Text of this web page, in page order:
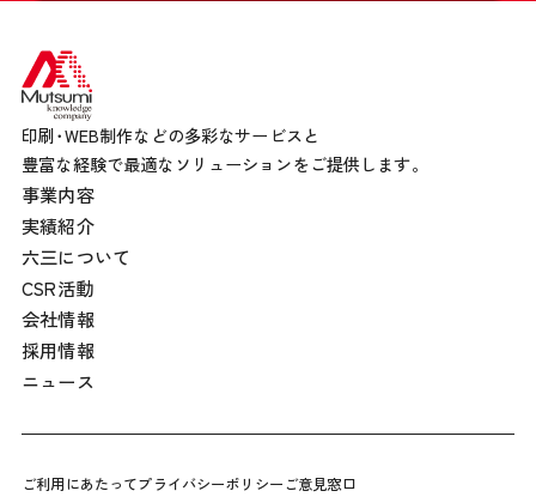
印刷･WEB制作などの多彩なサービスと
豊富な経験で最適なソリューションをご提供します。
事業内容
実績紹介
六三について
CSR活動
会社情報
採用情報
ニュース
ご利用にあたってプライバシーポリシーご意見窓口